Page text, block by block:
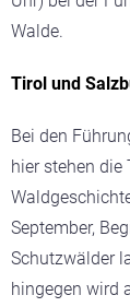
Walde.
Tirol und
Bei den
hier stehen
September,
Schutzwälder
hingegen wird